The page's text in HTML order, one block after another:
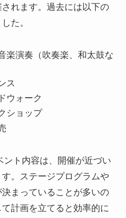
れます。過去には以下の
た。
楽演奏（吹奏楽、和太鼓な
ス
ウォーク
ショップ
ント内容は、開催が近づい
。ステージプログラムや
まっていることが多いの
計画を立てると効率的に